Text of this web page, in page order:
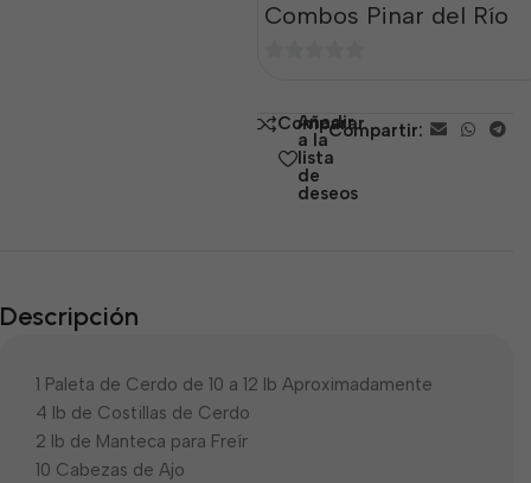
Combos Pinar del Río
5 Comparar
Añadir
a la
lista
de
deseos
Compartir:
Descripción
1 Paleta de Cerdo de 10 a 12 lb Aproximadamente
4 lb de Costillas de Cerdo
2 lb de Manteca para Freír
10 Cabezas de Ajo